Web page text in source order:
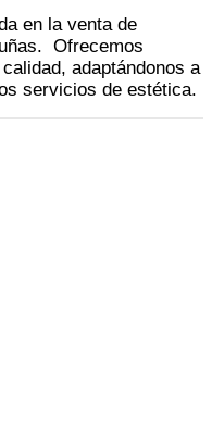
en la venta de
Ofrecemos
adaptándonos a
servicios de estética.